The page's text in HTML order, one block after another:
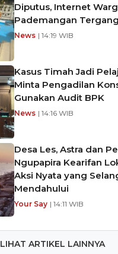
Diputus, Internet
Pademangan
News | 14:19 WIB
Kasus Timah Jadi
Minta Pengadilan
Gunakan Audit BPK
News | 14:16 WIB
Desa Les, Astra dan
Ngupapira Kearifan
Aksi Nyata yang
Mendahului
Your Say | 14:11 WIB
LIHAT ARTIKEL LAINNYA